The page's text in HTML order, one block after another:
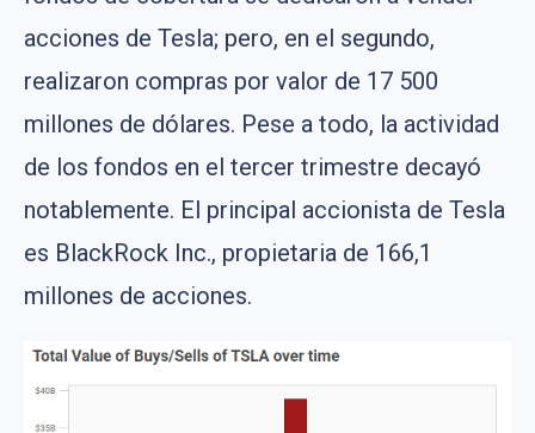
acciones de Tesla; pero, en el segundo,
realizaron compras por valor de 17 500
millones de dólares. Pese a todo, la actividad
de los fondos en el tercer trimestre decayó
notablemente. El principal accionista de Tesla
es BlackRock Inc., propietaria de 166,1
millones de acciones.